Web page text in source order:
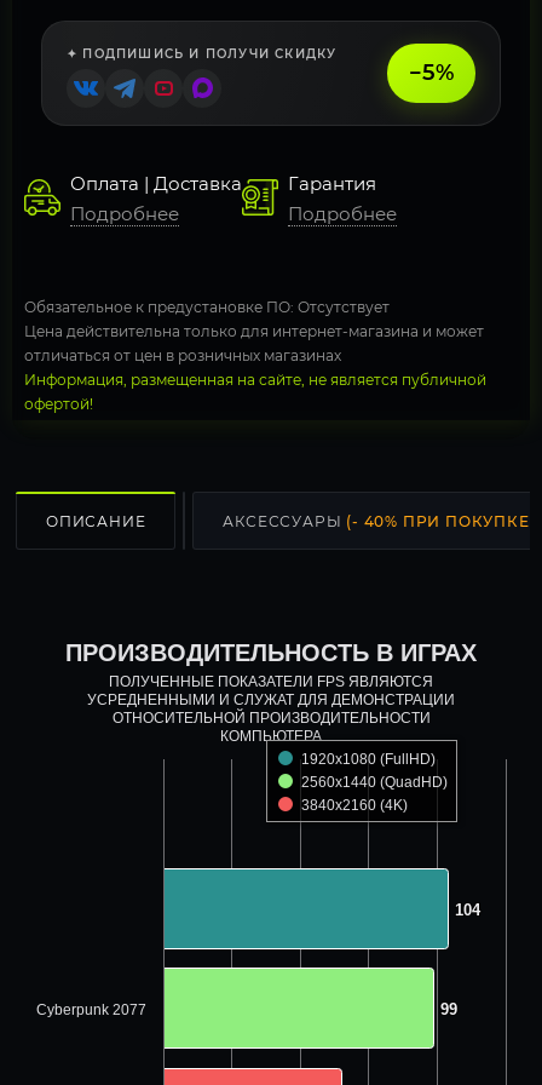
✦ ПОДПИШИСЬ И ПОЛУЧИ СКИДКУ
−5%
Оплата | Доставка
Подробнее
Гарантия
Подробнее
Обязательное к предустановке ПО: Отсутствует
Цена действительна только для интернет-магазина и может
отличаться от цен в розничных магазинах
Информация, размещенная на сайте, не является публичной
офертой!
ОПИСАНИЕ АКСЕССУАРЫ (- 40% ПРИ ПОКУПКЕ
ПРОИЗВОДИТЕЛЬНОСТЬ В ИГРАХ
ПОЛУЧЕННЫЕ ПОКАЗАТЕЛИ FPS ЯВЛЯЮТСЯ
УСРЕДНЕННЫМИ И СЛУЖАТ ДЛЯ ДЕМОНСТРАЦИИ
ОТНОСИТЕЛЬНОЙ ПРОИЗВОДИТЕЛЬНОСТИ
КОМПЬЮТЕРА
104
104
99
99
1920x1080 (FullHD)
2560x1440 (QuadHD)
3840x2160 (4K)
Cyberpunk 2077